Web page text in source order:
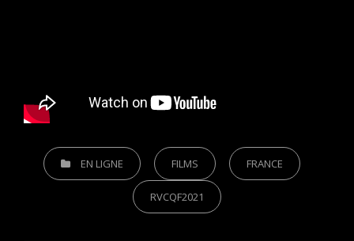
CATEGORIESEN LIGNE FILMS FRANCE
RVCQF2021